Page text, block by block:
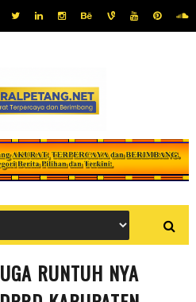
RUNTUH NYA